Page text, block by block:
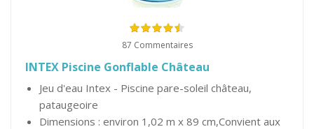
87 Commentaires
INTEX Piscine Gonflable Château
Jeu d'eau Intex - Piscine pare-soleil château,
pataugeoire
Dimensions : environ 1,02 m x 89 cm,Convient aux